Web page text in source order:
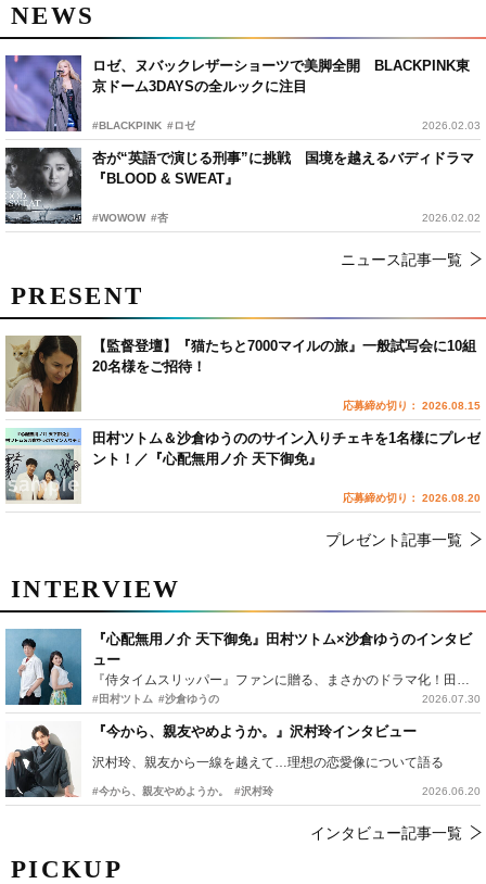
NEWS
ロゼ、ヌバックレザーショーツで美脚全開 BLACKPINK東
京ドーム3DAYSの全ルックに注目
#BLACKPINK #ロゼ 2026.02.03
杏が“英語で演じる刑事”に挑戦 国境を越えるバディドラマ
『BLOOD & SWEAT』
#WOWOW #杏 2026.02.02
ニュース記事一覧
PICKUP
INTERVIEW
『心配無用ノ介 天下御免』田村ツトム×沙倉ゆうのインタビ
ュー
『侍タイムスリッパー』ファンに贈る、まさかのドラマ化！田村ツトム×沙倉ゆうのが語る『心配無用ノ介』撮影秘話
#田村ツトム #沙倉ゆうの 2026.07.30
『今から、親友やめようか。』沢村玲インタビュー
沢村玲、親友から一線を越えて…理想の恋愛像について語る
#今から、親友やめようか。 #沢村玲 2026.06.20
インタビュー記事一覧
PRESENT
【監督登壇】『猫たちと7000マイルの旅』一般試写会に10組
20名様をご招待！
応募締め切り： 2026.08.15
田村ツトム＆沙倉ゆうののサイン入りチェキを1名様にプレゼ
ント！／『心配無用ノ介 天下御免』
応募締め切り： 2026.08.20
プレゼント記事一覧